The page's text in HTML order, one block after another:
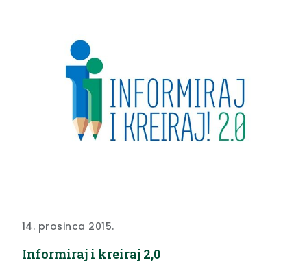
14. prosinca 2015.
Informiraj i kreiraj 2,0